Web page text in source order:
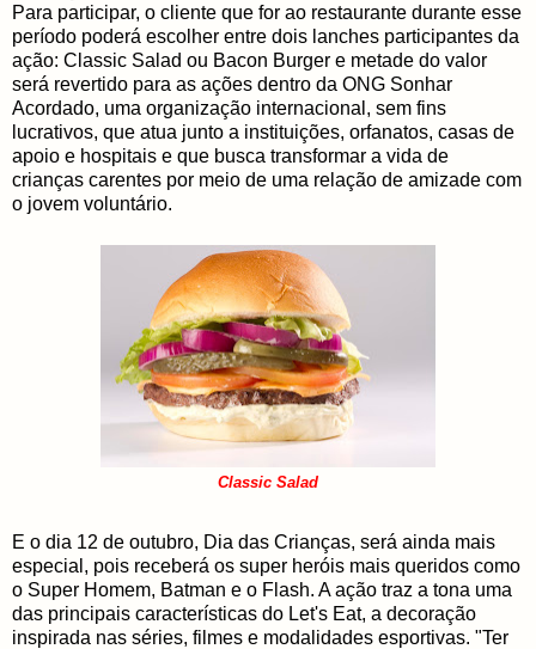
Para participar, o cliente que for ao restaurante durante esse
período poderá escolher entre dois lanches participantes da
ação: Classic Salad ou Bacon Burger e metade do valor
será revertido para as ações dentro da ONG Sonhar
Acordado, uma organização internacional, sem fins
lucrativos, que atua junto a instituições, orfanatos, casas de
apoio e hospitais e que busca transformar a vida de
crianças carentes por meio de uma relação de amizade com
o jovem voluntário.
Classic Salad
E o dia 12 de outubro, Dia das Crianças, será ainda mais
especial, pois receberá os super heróis mais queridos como
o Super Homem, Batman e o Flash. A ação traz a tona uma
das principais características do Let's Eat, a decoração
inspirada nas séries, filmes e modalidades esportivas. "Ter